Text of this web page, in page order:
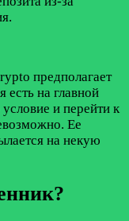
предполагает
есть на главной
и перейти к
Ее
на некую